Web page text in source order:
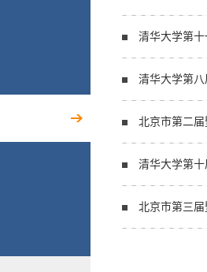
清华大学第
清华大学第
北京市第二
清华大学第
北京市第三